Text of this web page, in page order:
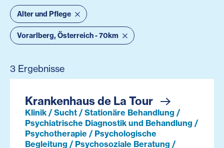
Alter und Pflege
Vorarlberg, Österreich - 70km
3 Ergebnisse
Krankenhaus de La Tour
Klinik / Sucht / Stationäre Behandlung /
Psychiatrische Diagnostik und Behandlung /
Psychotherapie / Psychologische
Begleitung / Psychosoziale Beratung /